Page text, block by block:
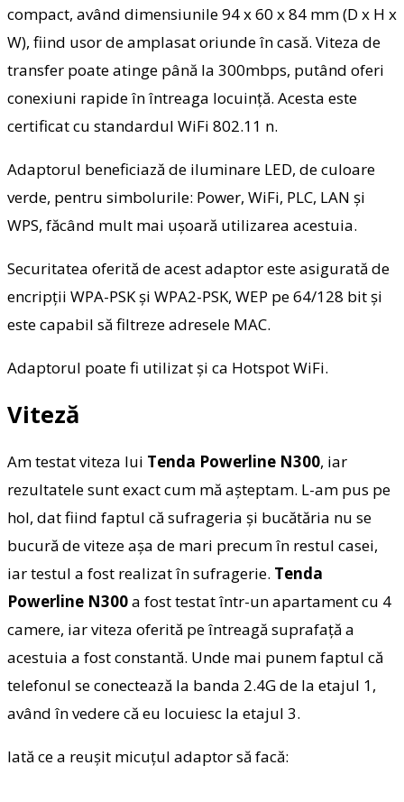
compact, având dimensiunile 94 x 60 x 84 mm (D x H x
W), fiind usor de amplasat oriunde în casă. Viteza de
transfer poate atinge până la 300mbps, putând oferi
conexiuni rapide în întreaga locuință. Acesta este
certificat cu standardul WiFi 802.11 n.
Adaptorul beneficiază de iluminare LED, de culoare
verde, pentru simbolurile: Power, WiFi, PLC, LAN și
WPS, făcând mult mai ușoară utilizarea acestuia.
Securitatea oferită de acest adaptor este asigurată de
encripții WPA-PSK și WPA2-PSK, WEP pe 64/128 bit și
este capabil să filtreze adresele MAC.
Adaptorul poate fi utilizat și ca Hotspot WiFi.
Viteză
Am testat viteza lui Tenda Powerline N300, iar
rezultatele sunt exact cum mă așteptam. L-am pus pe
hol, dat fiind faptul că sufrageria și bucătăria nu se
bucură de viteze așa de mari precum în restul casei,
iar testul a fost realizat în sufragerie. Tenda
Powerline N300a fost testat într-un apartament cu 4
camere, iar viteza oferită pe întreagă suprafață a
acestuia a fost constantă. Unde mai punem faptul că
telefonul se conectează la banda 2.4G de la etajul 1,
având în vedere că eu locuiesc la etajul 3.
Iată ce a reușit micuțul adaptor să facă: